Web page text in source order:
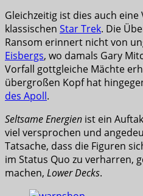
Gleichzeitig ist dies auch
klassischen Star Trek. Die
Ransom erinnert nicht von
Eisbergs, wo damals Gary
Vorfall gottgleiche Mächte
übergroßen Kopf hat
des Apoll.
Seltsame Energien ist ein
viel versprochen und
Tatsache, dass die Figuren
im Status Quo zu verharren,
machen, Lower Decks.